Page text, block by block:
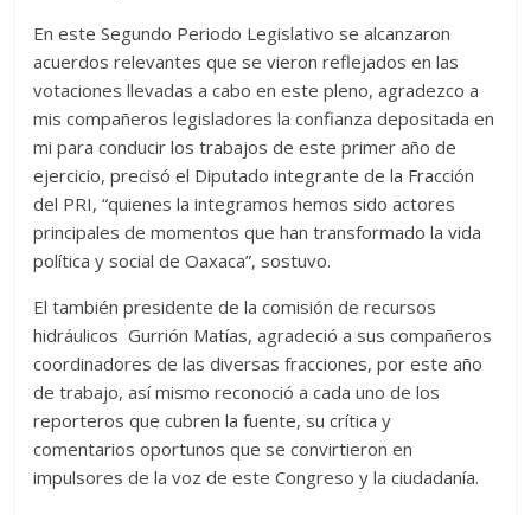
En este Segundo Periodo Legislativo se alcanzaron
acuerdos relevantes que se vieron reflejados en las
votaciones llevadas a cabo en este pleno, agradezco a
mis compañeros legisladores la confianza depositada en
mi para conducir los trabajos de este primer año de
ejercicio, precisó el Diputado integrante de la Fracción
del PRI, “quienes la integramos hemos sido actores
principales de momentos que han transformado la vida
política y social de Oaxaca”, sostuvo.
El también presidente de la comisión de recursos
hidráulicos Gurrión Matías, agradeció a sus compañeros
coordinadores de las diversas fracciones, por este año
de trabajo, así mismo reconoció a cada uno de los
reporteros que cubren la fuente, su crítica y
comentarios oportunos que se convirtieron en
impulsores de la voz de este Congreso y la ciudadanía.